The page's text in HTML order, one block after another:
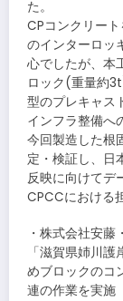
た。
CPコンクリー
のインターロッ
心でしたが、本
ロック(重量約
型のプレキャス
インフラ整備へ
今回製造した根
定・検証し、日
反映に向けてデ
CPCCにおける
・株式会社安藤
「滋賀県姉川
めブロックのコ
連の作業を実施